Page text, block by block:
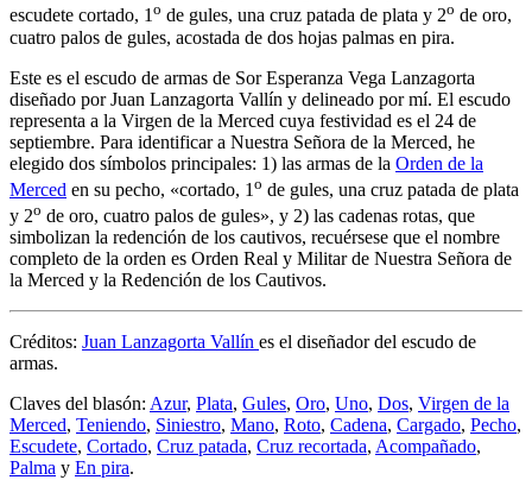
escudete cortado, 1o de gules, una cruz patada de plata y 2o de oro,
cuatro palos de gules, acostada de dos hojas palmas en pira.
Este es el escudo de armas de Sor Esperanza Vega Lanzagorta
diseñado por Juan Lanzagorta Vallín y delineado por mí. El escudo
representa a la Virgen de la Merced cuya festividad es el 24 de
septiembre. Para identificar a Nuestra Señora de la Merced, he
elegido dos símbolos principales: 1) las armas de la Orden de la
Merced en su pecho, «cortado, 1 o de gules, una cruz patada de plata
y 2o de oro, cuatro palos de gules», y 2) las cadenas rotas, que
simbolizan la redención de los cautivos, recuérsese que el nombre
completo de la orden es Orden Real y Militar de Nuestra Señora de
la Merced y la Redención de los Cautivos.
Créditos: Juan Lanzagorta Vallín es el diseñador del escudo de
armas.
Claves del blasón: Azur, Plata, Gules, Oro, Uno, Dos, Virgen de la
Merced, Teniendo, Siniestro, Mano, Roto, Cadena, Cargado, Pecho,
Escudete, Cortado, Cruz patada, Cruz recortada, Acompañado,
Palma y En pira.